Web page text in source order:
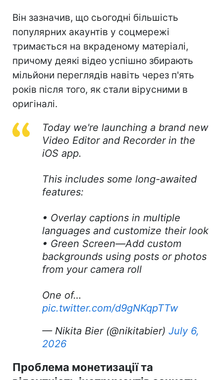
Він зазначив, що сьогодні більшість
популярних акаунтів у соцмережі
тримається на вкраденому матеріалі,
причому деякі відео успішно збирають
мільйони переглядів навіть через п'ять
років після того, як стали вірусними в
оригіналі.
Today we're launching a brand new
Video Editor and Recorder in the
iOS app.
This includes some long-awaited
features:
• Overlay captions in multiple
languages and customize their look
• Green Screen—Add custom
backgrounds using posts or photos
from your camera roll
One of…
pic.twitter.com/d9gNKqpTTw
— Nikita Bier (@nikitabier) July 6,
2026
Проблема монетизації та